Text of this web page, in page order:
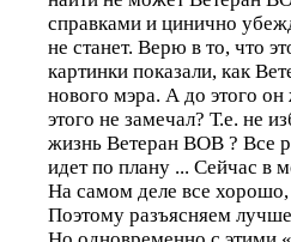
справками и цинично
не станет. Верю в то, что
картинки показали, как
нового мэра. А до этого
этого не замечал? Т.е. не
жизнь Ветеран ВОВ ? Все
идет по плану ... Сейчас в
На самом деле все
Поэтому разъясняем